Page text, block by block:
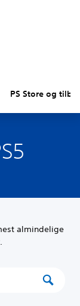
PS Store og
almindelige